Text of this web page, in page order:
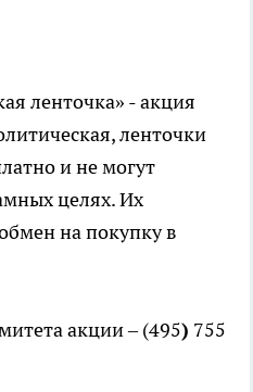
ленточка» - акция
ленточки
и не могут
целях. Их
на покупку в
акции – (495) 755